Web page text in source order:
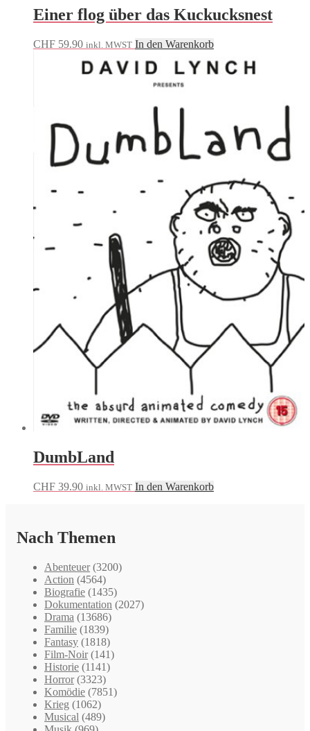
Einer flog über das Kuckucksnest
CHF 59.90 inkl. MWST In den Warenkorb
DumbLand
CHF 39.90 inkl. MWST In den Warenkorb
Nach Themen
Abenteuer (3200)
Action (4564)
Biografie (1435)
Dokumentation (2027)
Drama (13686)
Familie (1839)
Fantasy (1818)
Film-Noir (141)
Historie (1141)
Horror (3323)
Komödie (7851)
Krieg (1062)
Musical (489)